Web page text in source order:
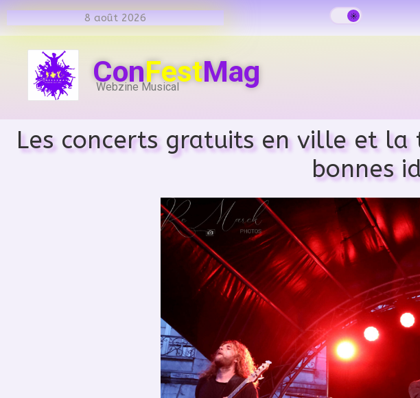
8 août 2026
ConFestMag
Webzine Musical
Les concerts gratuits en ville et la
bonnes